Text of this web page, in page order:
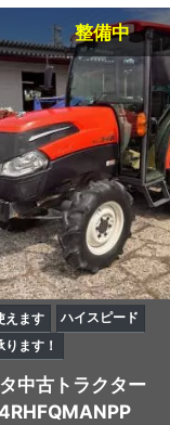
整備中
えます
ハイスピード
ります！
中古トラクター